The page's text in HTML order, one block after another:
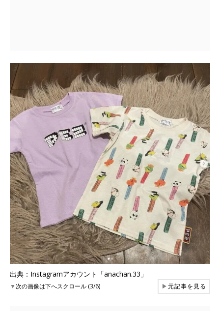
出典：Instagramアカウント「anachan.33」
▼次の画像は下へスクロール (3/6) ▶元記事を見る